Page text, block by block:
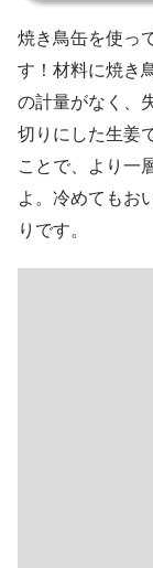
焼き鳥缶を使っ
す！材料に焼き
の計量がなく、
切りにした生姜
ことで、より一
よ。冷めてもお
りです。